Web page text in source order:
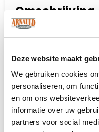
Deze website maakt
We gebruiken cookies
personaliseren, om
en om ons
informatie over uw
partners voor social
Omschrijving
om je
bodywarmer heeft
de onderkant, voor
aansluitende
tegen kille wind.
van geweven nylon
waterafstotende
een uitzonderlijke